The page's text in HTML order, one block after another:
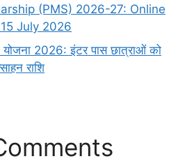
(PMS) 2026-27: Online
July 2026
योजना 2026: इंटर पास छात्राओं को
राशि